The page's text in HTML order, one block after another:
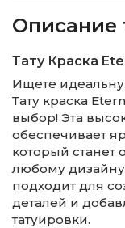
Описание
Тату Краска
Ищете
Тату краска
выбор! Эта
обеспечивает
который
любому
подходит для
деталей и
татуировки.